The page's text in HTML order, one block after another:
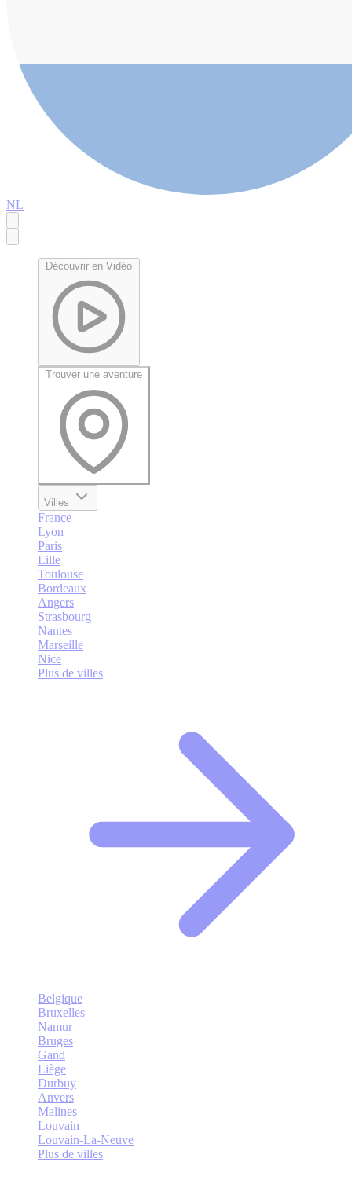
NL
Découvrir en Vidéo
Trouver une aventure
Villes
France
Lyon
Paris
Lille
Toulouse
Bordeaux
Angers
Strasbourg
Nantes
Marseille
Nice
Plus de villes
Belgique
Bruxelles
Namur
Bruges
Gand
Liège
Durbuy
Anvers
Malines
Louvain
Louvain-La-Neuve
Plus de villes